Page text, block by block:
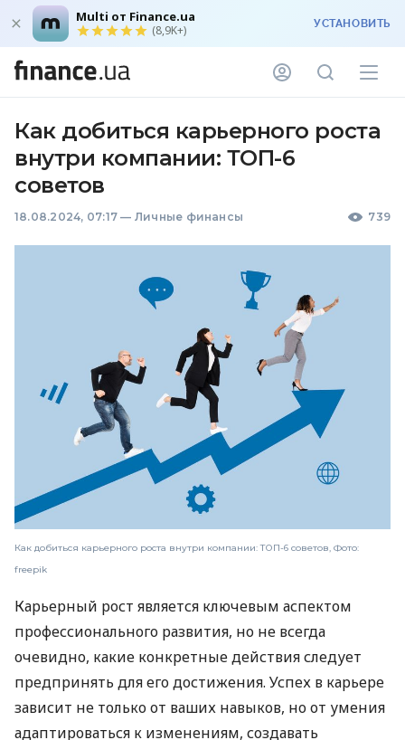
Multi от Finance.ua
(8,9K+) УСТАНОВИТЬ
Как добиться карьерного роста
внутри компании: ТОП-6
советов
18.08.2024, 07:17 — Личные финансы 739
Как добиться карьерного роста внутри компании: ТОП-6 советов, Фото:
freepik
Карьерный рост является ключевым аспектом
профессионального развития, но не всегда
очевидно, какие конкретные действия следует
предпринять для его достижения. Успех в карьере
зависит не только от ваших навыков, но от умения
адаптироваться к изменениям, создавать